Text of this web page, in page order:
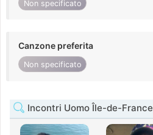
Non specificato
Canzone preferita
Non specificato
Incontri Uomo Île-de-France